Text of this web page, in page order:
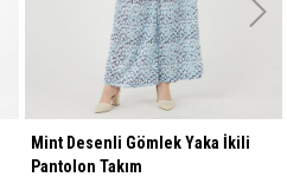
Mint Desenli Gömlek Yaka İkili
Pantolon Takım